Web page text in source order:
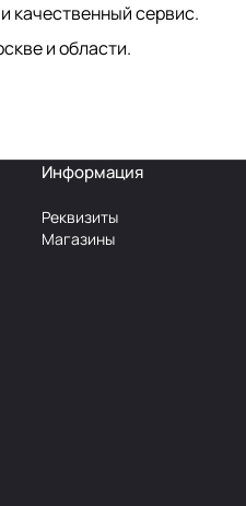
качественный сервис.
и области.
Информация
Реквизиты
Магазины